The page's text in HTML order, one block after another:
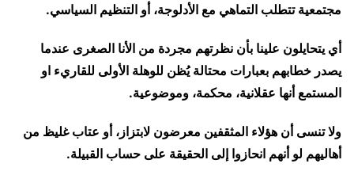
مجتمعية تتطلب التماهي مع الأدلوجة، أو التنظيم السياسي.
أي يتحايلون علينا بأن نظرتهم مجردة من الأنا الصغرى عندما
يصدر خطابهم بعبارات محتالة يُظن للوهلة الأولى للقاريء او
المستمع أنها عقلانية، محكمة، وموضوعية.
ولا تنسى أن هؤلاء المثقفين معرضون لابتزاز، أو عتاب غليظ من
أهاليهم لو أنهم انحازوا إلى الحقيقة على حساب القبيلة.